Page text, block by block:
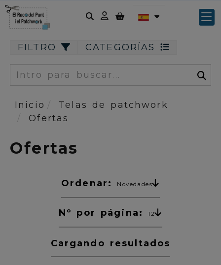
Identifícate
FILTRO CATEGORÍAS
Buscar
Inicio
Telas de patchwork
Ofertas
Ofertas
Ordenar: Novedades
Nº por página: 12
Cargando resultados